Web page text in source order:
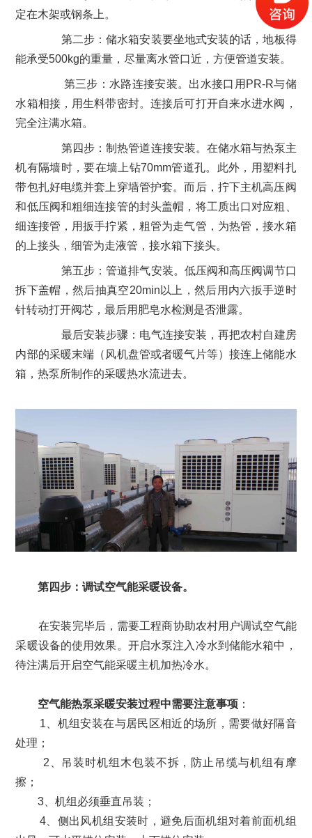
定在木架或钢条上。
第二步：储水箱安装要坐地式安装的话，地板得
能承受500kg的重量，尽量离水管口近，方便管道安装。
第三步：水路连接安装。出水接口用PR-R与储
水箱相接，用生料带密封。连接后可打开自来水进水阀，
完全注满水箱。
第四步：制热管道连接安装。在储水箱与热泵主
机有隔墙时，要在墙上钻70mm管道孔。此外，用塑料扎
带包扎好电缆并套上穿墙管护套。而后，拧下主机高压阀
和低压阀和粗细连接管的封头盖帽，将工质出口对应粗、
细连接管，用扳手拧紧，粗管为走气管，为热管，接水箱
的上接头，细管为走液管，接水箱下接头。
第五步：管道排气安装。低压阀和高压阀调节口
拆下盖帽，然后抽真空20min以上，然后用内六扳手逆时
针转动打开阀芯，最后用肥皂水检测是否泄露。
最后安装步骤：电气连接安装，再把农村自建房
内部的采暖末端（风机盘管或者暖气片等）接连上储能水
箱，热泵所制作的采暖热水流进去。
第四步：调试空气能采暖设备。
在安装完毕后，需要工程商协助农村用户调试空气能
采暖设备的使用效果。开启水泵注入冷水到储能水箱中，
待注满后开启空气能采暖主机加热冷水。
空气能热泵采暖安装过程中需要注意事项 ：
1、机组安装在与居民区相近的场所，需要做好隔音
处理；
2、吊装时机组木包装不拆，防止吊缆与机组有摩
擦；
3、机组必须垂直吊装；
4、侧出风机组安装时，避免后面机组对着前面机组